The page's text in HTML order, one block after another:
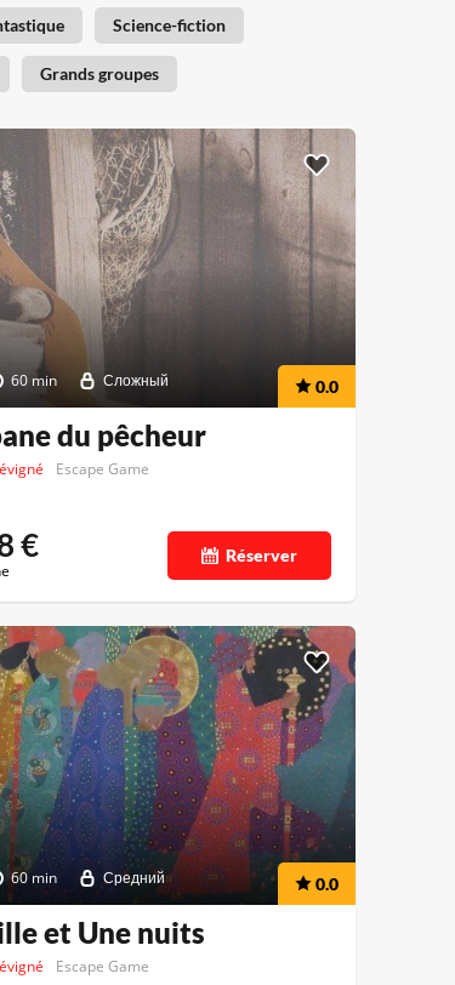
Science-fiction
Grands groupes
60 min Сложный 0.0
du pêcheur
Escape Game
€ Réserver
60 min Средний 0.0
et Une nuits
Escape Game